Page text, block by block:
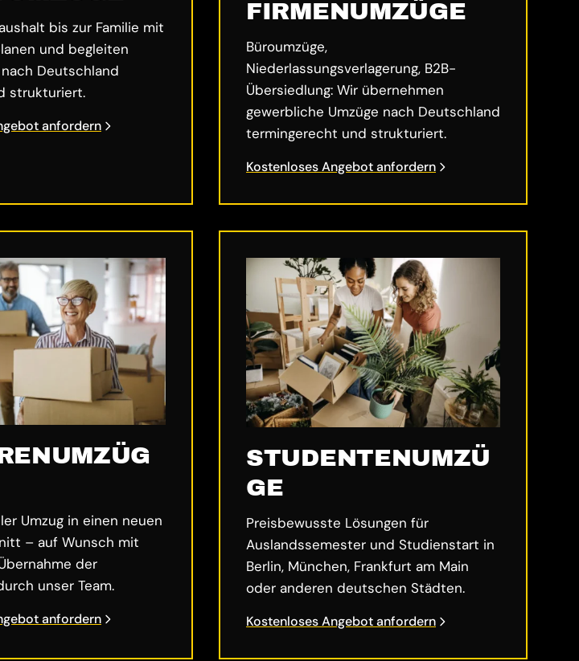
bis zur Familie mit
und begleiten
Deutschland
strukturiert.
anfordern
FIRMENUMZÜGE
Büroumzüge,
Niederlassungsverlagerung, B2B-
Übersiedlung: Wir übernehmen
gewerbliche Umzüge nach Deutschland
termingerecht und strukturiert.
Kostenloses Angebot anfordern
Umzug in einen neuen
– auf Wunsch mit
der
unser Team.
anfordern
STUDENTENUMZÜ
GE
Preisbewusste Lösungen für
Auslandssemester und Studienstart in
Berlin, München, Frankfurt am Main
oder anderen deutschen Städten.
Kostenloses Angebot anfordern